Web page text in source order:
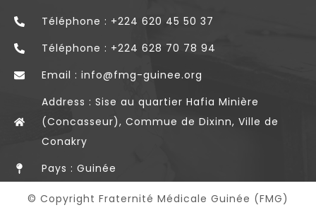
Téléphone : +224 620 45 50 37
Téléphone : +224 628 70 78 94
Email : info@fmg-guinee.org
Address : Sise au quartier Hafia Minière
(Concasseur), Commue de Dixinn, Ville de
Conakry
Pays : Guinée
© Copyright Fraternité Médicale Guinée (FMG)